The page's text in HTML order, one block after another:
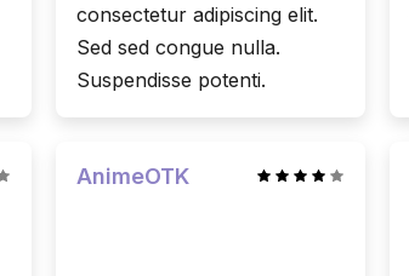
consectetur adipiscing elit.
Sed sed congue nulla.
Suspendisse potenti.
AnimeOTK